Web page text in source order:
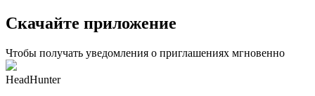
Скачайте приложение
Чтобы получать уведомления о приглашениях мгновенно
HeadHunter